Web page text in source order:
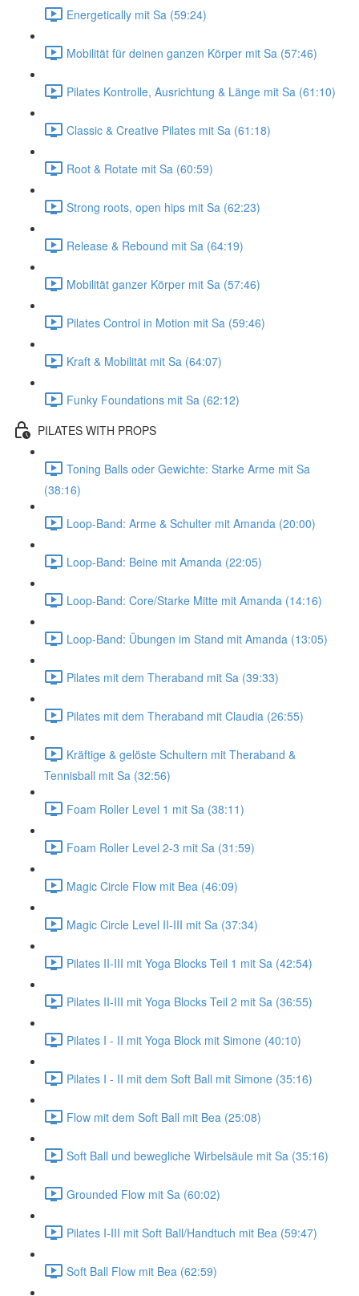
Energetically mit Sa (59:24)
Mobilität für deinen ganzen Körper mit Sa (57:46)
Pilates Kontrolle, Ausrichtung & Länge mit Sa (61:10)
Classic & Creative Pilates mit Sa (61:18)
Root & Rotate mit Sa (60:59)
Strong roots, open hips mit Sa (62:23)
Release & Rebound mit Sa (64:19)
Mobilität ganzer Körper mit Sa (57:46)
Pilates Control in Motion mit Sa (59:46)
Kraft & Mobilität mit Sa (64:07)
Funky Foundations mit Sa (62:12)
PILATES WITH PROPS
Toning Balls oder Gewichte: Starke Arme mit Sa
(38:16)
Loop-Band: Arme & Schulter mit Amanda (20:00)
Loop-Band: Beine mit Amanda (22:05)
Loop-Band: Core/Starke Mitte mit Amanda (14:16)
Loop-Band: Übungen im Stand mit Amanda (13:05)
Pilates mit dem Theraband mit Sa (39:33)
Pilates mit dem Theraband mit Claudia (26:55)
Kräftige & gelöste Schultern mit Theraband &
Tennisball mit Sa (32:56)
Foam Roller Level 1 mit Sa (38:11)
Foam Roller Level 2-3 mit Sa (31:59)
Magic Circle Flow mit Bea (46:09)
Magic Circle Level II-III mit Sa (37:34)
Pilates II-III mit Yoga Blocks Teil 1 mit Sa (42:54)
Pilates II-III mit Yoga Blocks Teil 2 mit Sa (36:55)
Pilates I - II mit Yoga Block mit Simone (40:10)
Pilates I - II mit dem Soft Ball mit Simone (35:16)
Flow mit dem Soft Ball mit Bea (25:08)
Soft Ball und bewegliche Wirbelsäule mit Sa (35:16)
Grounded Flow mit Sa (60:02)
Pilates I-III mit Soft Ball/Handtuch mit Bea (59:47)
Soft Ball Flow mit Bea (62:59)